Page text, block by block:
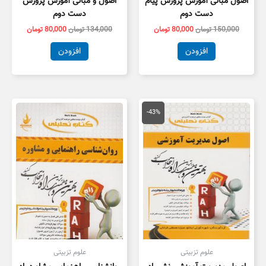
دست دوم
150,000تومان80,000تومان
افزودن
دست دوم
134,000تومان80,000تومان
افزودن
-43%
علوم تزبیتی
قیمت
اصلی
150,000 تومان
بود.
قیمت
فعلی
است.
علوم تزبیتی